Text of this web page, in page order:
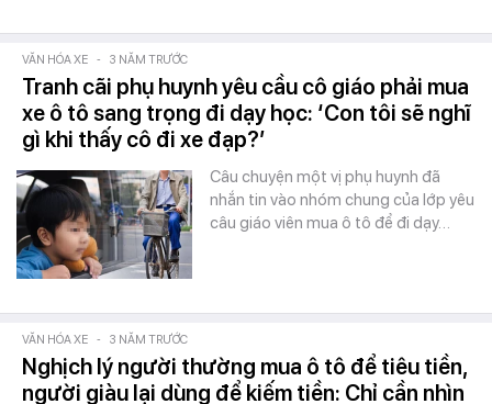
VĂN HÓA XE - 3 NĂM TRƯỚC
Tranh cãi phụ huynh yêu cầu cô giáo phải mua
xe ô tô sang trọng đi dạy học: ‘Con tôi sẽ nghĩ
gì khi thấy cô đi xe đạp?’
Câu chuyện một vị phụ huynh đã
nhắn tin vào nhóm chung của lớp yêu
câu giáo viên mua ô tô để đi dạy…
VĂN HÓA XE - 3 NĂM TRƯỚC
Nghịch lý người thường mua ô tô để tiêu tiền,
người giàu lại dùng để kiếm tiền: Chỉ cần nhìn